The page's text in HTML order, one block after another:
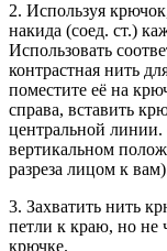
2. Используя
накида (соед. ст.)
Использовать
контрастная нить
поместите её на
справа, вставить
центральной
вертикальном
разреза лицом к
3. Захватить нить
петли к краю, но не
крючке.